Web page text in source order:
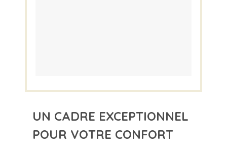
UN CADRE EXCEPTIONNEL
POUR VOTRE CONFORT